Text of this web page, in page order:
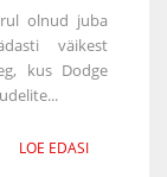
olnud juba
väikest
kus Dodge
LOE EDASI